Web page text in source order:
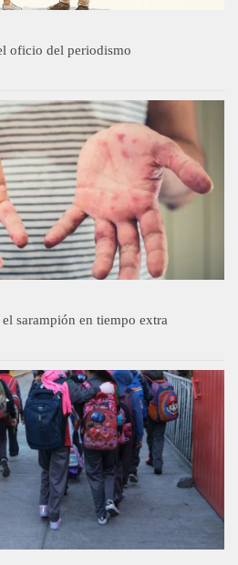
oficio del periodismo
sarampión en tiempo extra